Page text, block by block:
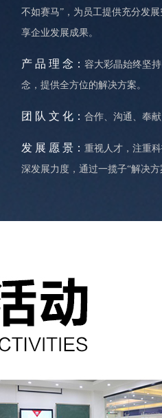
不如赛马”，为员工提供充分发
享企业发展成果。
产 品 理 念： 容大彩晶始终坚
念，提供全方位的解决方案。
团 队 文 化： 合作、沟通、奉献
发 展 愿 景： 重视人才，注重
深发展力度，通过一揽子“解决